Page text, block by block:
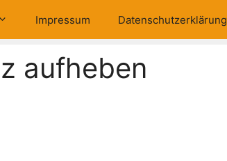
Impressum Datenschutzerklärung
aufheben